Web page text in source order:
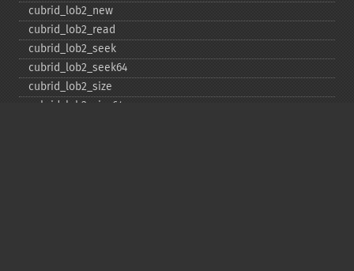
cubrid_​lob2_​new
cubrid_​lob2_​read
cubrid_​lob2_​seek
cubrid_​lob2_​seek64
cubrid_​lob2_​size
cubrid_​lob2_​size64